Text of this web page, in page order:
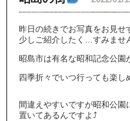
昨日の続きでお写真をお見せ
少しご紹介したく…すみませ
昭島市は有名な昭和記念公園
四季折々でいつ行っても楽し
間違えやすいですが昭和公
置いてあるんですよ⤴︎